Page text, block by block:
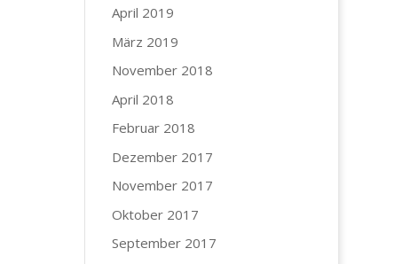
April 2019
März 2019
November 2018
April 2018
Februar 2018
Dezember 2017
November 2017
Oktober 2017
September 2017